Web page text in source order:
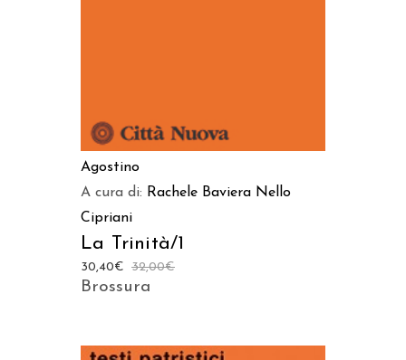
Agostino
A cura di: Rachele Baviera Nello
Cipriani
La Trinità/1
32,00€
30,40€
Brossura